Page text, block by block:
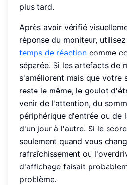
plus tard.
Après avoir vérifié
réponse du moniteur, utilisez
temps de réaction comme
séparée. Si les artefacts de
s'améliorent mais que votre
reste le même, le goulot
venir de l'attention, du
périphérique d'entrée ou de
d'un jour à l'autre. Si le
seulement quand vous
rafraîchissement ou
d'affichage faisait
problème.